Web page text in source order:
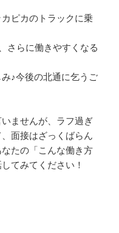
ピカのトラックに乗
さらに働きやすくなる
♪今後の北通に乞うご
ませんが、ラフ過ぎ
面接はざっくばらん
たの「こんな働き方
てみてください！